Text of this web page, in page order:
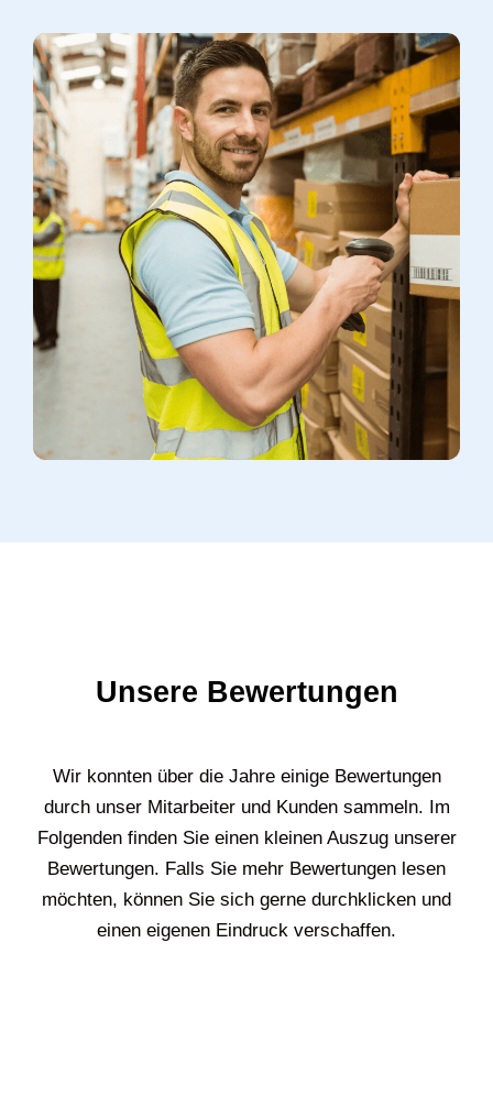
Unsere Bewertungen
Wir konnten über die Jahre einige Bewertungen
durch unser Mitarbeiter und Kunden sammeln. Im
Folgenden finden Sie einen kleinen Auszug unserer
Bewertungen. Falls Sie mehr Bewertungen lesen
möchten, können Sie sich gerne durchklicken und
einen eigenen Eindruck verschaffen.